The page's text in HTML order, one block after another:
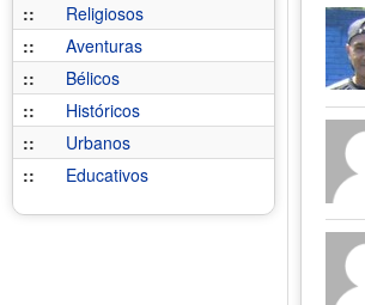
::
Religiosos
::
Aventuras
::
Bélicos
::
Históricos
::
Urbanos
::
Educativos